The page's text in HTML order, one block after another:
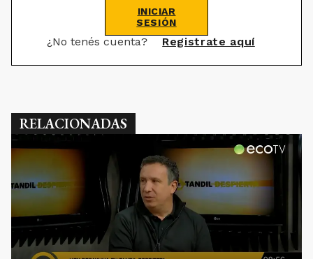
INICIAR
SESIÓN
¿No tenés cuenta? Registrate aquí
RELACIONADAS